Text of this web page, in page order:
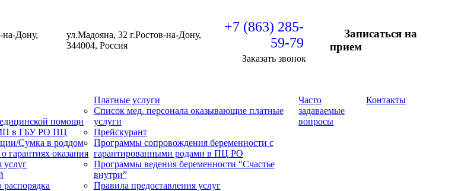
на-Дону,
ул.Мадояна, 32 г.Ростов-на-Дону,
344004, Россия
+7 (863) 285-
59-79
Заказать звонок
Записаться на
прием
помощи
в ГБУ РО ПЦ
Сумка в роддом
гарантиях оказания
услуг
Платные услуги
Список мед. персонала оказывающие платные
услуги
Прейскурант
Программы сопровождения беременности с
гарантированными родами в ПЦ РО
Программы ведения беременности “Счастье
внутри”
Правила предоставления услуг
Часто
задаваемые
вопросы
Контакты